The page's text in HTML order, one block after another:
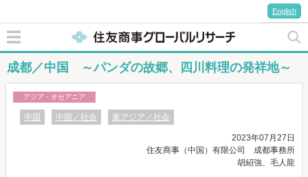
English
成都／中国 ～パンダの故郷、四川料理の発祥地～
アジア・オセアニア
中国 中国／社会 東アジア／社会
2023年07月27日
住友商事（中国）有限公司 成都事務所
胡紹強、毛人龍